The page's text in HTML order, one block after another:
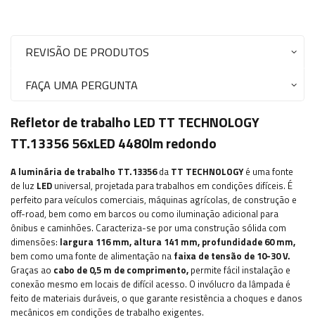
REVISÃO DE PRODUTOS
FAÇA UMA PERGUNTA
Refletor de trabalho LED TT TECHNOLOGY
TT.13356 56xLED 4480lm redondo
A luminária de trabalho TT.13356da TT TECHNOLOGYé uma fonte
de luz LED universal, projetada para trabalhos em condições difíceis. É
perfeito para veículos comerciais, máquinas agrícolas, de construção e
off-road, bem como em barcos ou como iluminação adicional para
ônibus e caminhões. Caracteriza-se por uma construção sólida com
dimensões: largura 116 mm, altura 141 mm, profundidade 60 mm,
bem como uma fonte de alimentação na faixa de tensão de 10-30 V.
Graças ao cabo de 0,5 m de comprimento, permite fácil instalação e
conexão mesmo em locais de difícil acesso. O invólucro da lâmpada é
feito de materiais duráveis, o que garante resistência a choques e danos
mecânicos em condições de trabalho exigentes.